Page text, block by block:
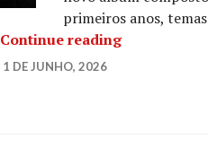
primeiros anos,
Continue reading
1 DE JUNHO, 2026